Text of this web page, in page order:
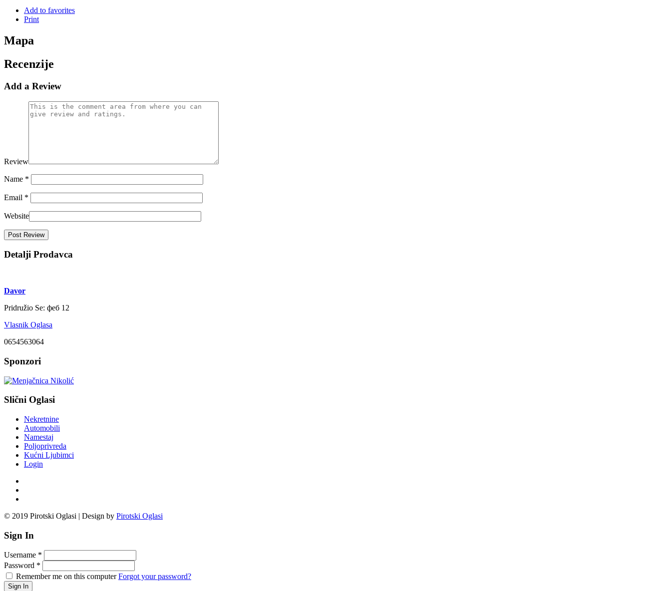
Add to favorites
Print
Mapa
Recenzije
Add a Review
Review
Name *
Email *
Website
Detalji Prodavca
Davor
Pridružio Se: феб 12
Vlasnik Oglasa
0654563064
Sponzori
Slični Oglasi
Nekretnine
Automobili
Namestaj
Poljoprivreda
Kućni Ljubimci
Login
© 2019 Pirotski Oglasi | Design by Pirotski Oglasi
Sign In
Username *
Password *
Remember me on this computerForgot your password?